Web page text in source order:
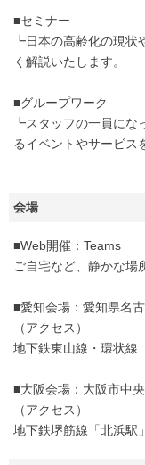
■セミナー
┗日本の高齢化の現状
く解説いたします。
■グループワーク
┗スタッフの一員にな
るイベントやサービス
会場
■Web開催：Teams
ご自宅など、静かな場
■愛知会場：愛知県名
（アクセス）
地下鉄東山線・環状線
■大阪会場：大阪市中
（アクセス）
地下鉄堺筋線「北浜駅